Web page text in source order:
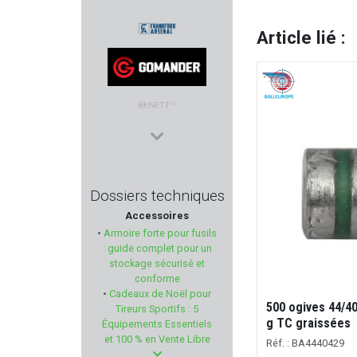
MAS
FRANKFORD ARSENAL
GOMANDER
BENETT
MAROCCHI
BCM
PALLAS
BO MANUFACTURE
Dossiers techniques
Accessoires
• Armoire forte pour fusils
: guide complet pour un
stockage sécurisé et
conforme
• Cadeaux de Noël pour
Tireurs Sportifs : 5
Équipements Essentiels
et 100 % en Vente Libre
Article lié :
500 ogives 44/
g TC graissées
Réf. : BA4440429